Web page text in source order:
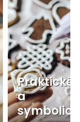
Praktické
a